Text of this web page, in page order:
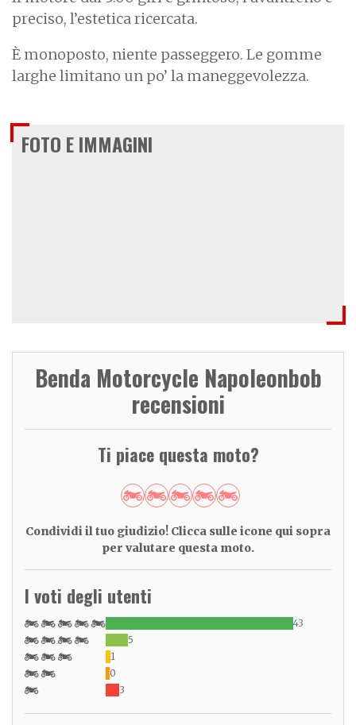
preciso, l’estetica ricercata.
È monoposto, niente passeggero. Le gomme
larghe limitano un po’ la maneggevolezza.
FOTO E IMMAGINI
Benda Motorcycle Napoleonbob
recensioni
Ti piace questa moto?
Condividi il tuo giudizio! Clicca sulle icone qui sopra
per valutare questa moto.
I voti degli utenti
43
5
1
0
3